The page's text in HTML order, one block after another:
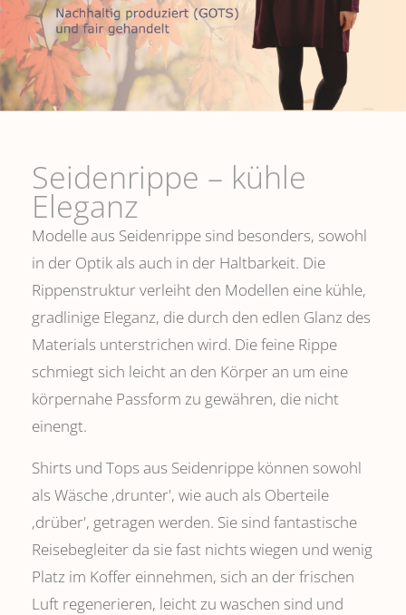
Seidenrippe­ – kühle
Eleganz
Modelle aus Seidenrippe sind besonders, sowohl
in der Optik als auch in der Haltbarkeit. Die
Rippenstruktur verleiht den Modellen eine kühle,
gradlinige Eleganz, die durch den edlen Glanz des
Materials unterstrichen wird. Die feine Rippe
schmiegt sich leicht an den Körper an um eine
körpernahe Passform zu gewähren, die nicht
einengt.
Shirts und Tops aus Seidenrippe können sowohl
als Wäsche ,drunter', wie auch als Oberteile
‚drüber', getragen werden. Sie sind fantastische
Reisebegleiter da sie fast nichts wiegen und wenig
Platz im Koffer einnehmen, sich an der frischen
Luft regenerieren, leicht zu waschen sind und